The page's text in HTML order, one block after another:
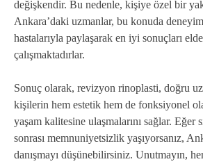
değişkendir. Bu nedenle, kişiye özel bir
Ankara’daki uzmanlar, bu konuda
hastalarıyla paylaşarak en iyi sonuçları
çalışmaktadırlar.
Sonuç olarak, revizyon rinoplasti, doğru
kişilerin hem estetik hem de fonksiyonel
yaşam kalitesine ulaşmalarını sağlar. Eğer
sonrası memnuniyetsizlik yaşıyorsanız,
danışmayı düşünebilirsiniz. Unutmayın,